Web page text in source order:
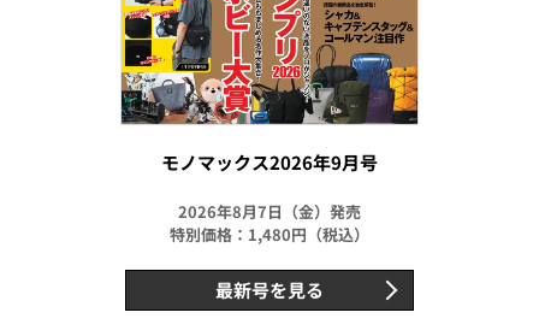
モノマックス2026年9月号
2026年8月7日（金）発売
特別価格：1,480円（税込）
最新号を見る